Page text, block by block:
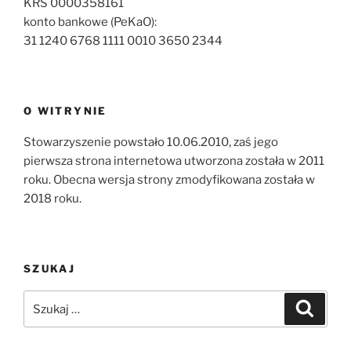
KRS 0000358161
konto bankowe (PeKaO):
31 1240 6768 1111 0010 3650 2344
O WITRYNIE
Stowarzyszenie powstało 10.06.2010, zaś jego
pierwsza strona internetowa utworzona została w 2011
roku. Obecna wersja strony zmodyfikowana została w
2018 roku.
SZUKAJ